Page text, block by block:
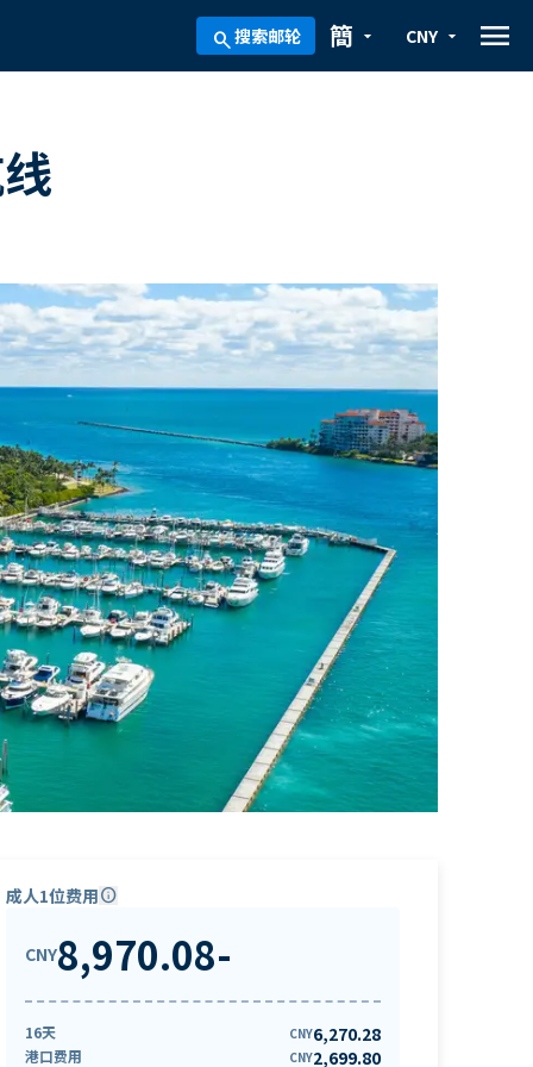
search搜索邮轮 arrow_drop_down
簡 arrow_drop_down
CNY menu
成人1位费用info
CNY8,970.08-
16天 CNY6,270.28
港口费用 CNY2,699.80